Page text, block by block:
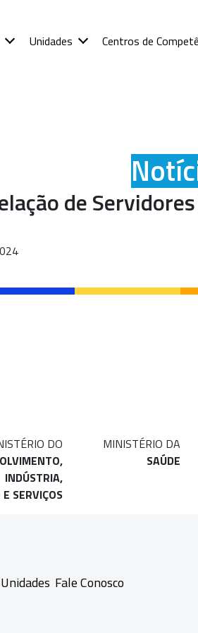
Unidades Centros de
de
DO
INDÚSTRIA,
SERVIÇOS
MINISTÉRIO DA
SAÚDE
Unidades Fale Conosco